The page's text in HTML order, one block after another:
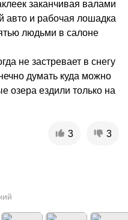
заканчивая валами
авто и рабочая лошадка
людьми в салоне
не застревает в снегу
думать куда можно
озера ездили только на
3 3